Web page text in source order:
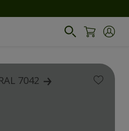
7042